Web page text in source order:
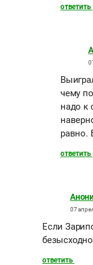
ответить
чему
надо к
равно.
ответить
07
Если
ответить